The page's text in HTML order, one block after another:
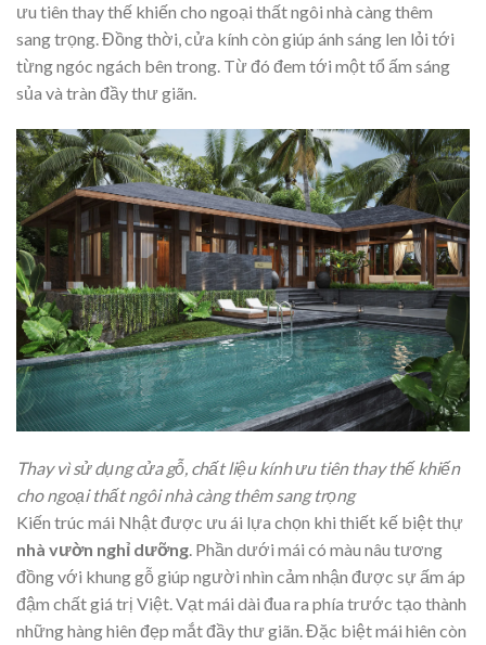
ưu tiên thay thế khiến cho ngoại thất ngôi nhà càng thêm
sang trọng. Đồng thời, cửa kính còn giúp ánh sáng len lỏi tới
từng ngóc ngách bên trong. Từ đó đem tới một tổ ấm sáng
sủa và tràn đầy thư giãn.
Thay vì sử dụng cửa gỗ, chất liệu kính ưu tiên thay thế khiến
cho ngoại thất ngôi nhà càng thêm sang trọng
Kiến trúc mái Nhật được ưu ái lựa chọn khi thiết kế biệt thự
nhà vườn nghỉ dưỡng . Phần dưới mái có màu nâu tương
đồng với khung gỗ giúp người nhìn cảm nhận được sự ấm áp
đậm chất giá trị Việt. Vạt mái dài đua ra phía trước tạo thành
những hàng hiên đẹp mắt đầy thư giãn. Đặc biệt mái hiên còn